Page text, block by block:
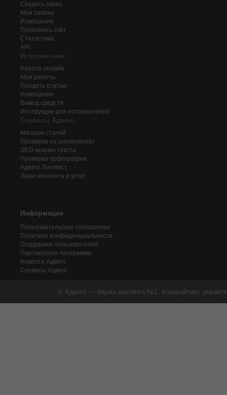
Создать заказ
Мои заказы
Извещения
Пополнить счёт
Статистика
API
Исполнителю
Работа онлайн
Мои работы
Продать статью
Извещения
Вывод средств
Инструкции для исполнителей
Сервисы Адвего
Магазин статей
Проверка на антиплагиат
SEO-анализ текста
Проверка орфографии
Адвего Лингвист
Заказ контента и услуг
Информация
Пользовательское соглашение
Политика конфиденциальности
Поддержка пользователей
Партнерская программа
Новости Адвего
Сервисы Адвего
© Адвего — биржа контента №1. Копирайтинг,